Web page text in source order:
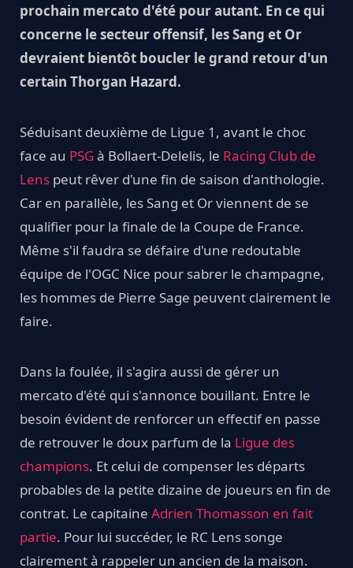
prochain mercato d'été pour autant. En ce qui
concerne le secteur offensif, les Sang et Or
devraient bientôt boucler le grand retour d'un
certain Thorgan Hazard.
Séduisant deuxième de Ligue 1, avant le choc
face au PSGà Bollaert-Delelis, le Racing Club de
Lens peut rêver d'une fin de saison d'anthologie.
Car en parallèle, les Sang et Or viennent de se
qualifier pour la finale de la Coupe de France.
Même s'il faudra se défaire d'une redoutable
équipe de l'OGC Nice pour sabrer le champagne,
les hommes de Pierre Sage peuvent clairement le
faire.
Dans la foulée, il s'agira aussi de gérer un
mercato d'été qui s'annonce bouillant. Entre le
besoin évident de renforcer un effectif en passe
de retrouver le doux parfum de la Ligue des
champions. Et celui de compenser les départs
probables de la petite dizaine de joueurs en fin de
contrat. Le capitaine Adrien Thomasson en fait
partie. Pour lui succéder, le RC Lens songe
clairement à rappeler un ancien de la maison.